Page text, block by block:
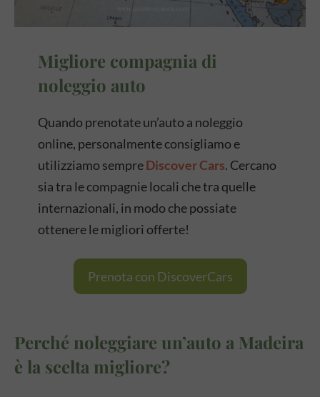
Migliore compagnia di
noleggio auto
Quando prenotate un’auto a noleggio
online, personalmente consigliamo e
utilizziamo sempreDiscover Cars. Cercano
sia tra le compagnie locali che tra quelle
internazionali, in modo che possiate
ottenere le migliori offerte!
Prenota con DiscoverCars
Perché noleggiare un’auto a Madeira
è la scelta migliore?